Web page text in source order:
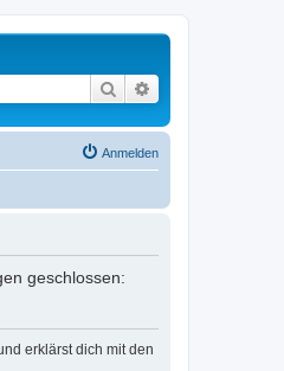
Suche
Anmelden
geschlossen:
erklärst dich mit den